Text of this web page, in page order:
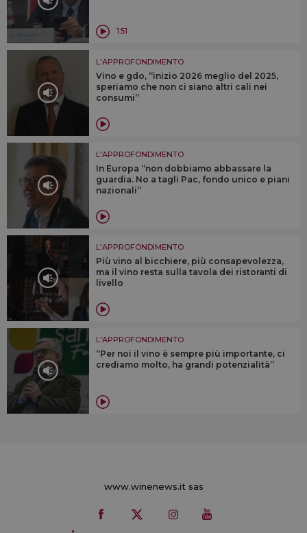
1:51
L'APPROFONDIMENTO
Vino e gdo, “inizio 2026 meglio del 2025,
speriamo che non ci siano altri cali nei
consumi”
L'APPROFONDIMENTO
In Europa “non dobbiamo abbassare la
guardia. No a tagli Pac, fondo unico e piani
nazionali”
L'APPROFONDIMENTO
Più vino al bicchiere, più consapevolezza,
ma il vino resta sulla tavola dei ristoranti di
livello
L'APPROFONDIMENTO
“Per noi il vino è sempre più importante, ci
crediamo molto, ha grandi potenzialità”
www.winenews.it sas